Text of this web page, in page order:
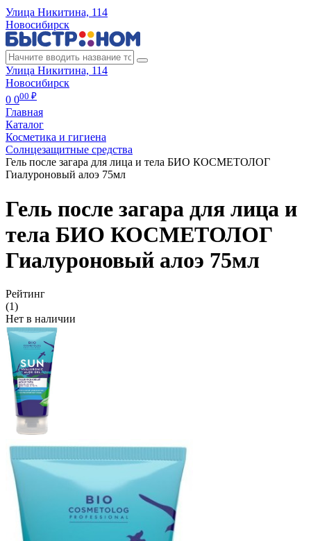
Улица Никитина, 114
Новосибирск
Улица Никитина, 114
Новосибирск
0 000 ₽
Главная
Каталог
Косметика и гигиена
Солнцезащитные средства
Гель после загара для лица и тела БИО КОСМЕТОЛОГ
Гиалуроновый алоэ 75мл
Гель после загара для лица и
тела БИО КОСМЕТОЛОГ
Гиалуроновый алоэ 75мл
Рейтинг
(1)
Нет в наличии